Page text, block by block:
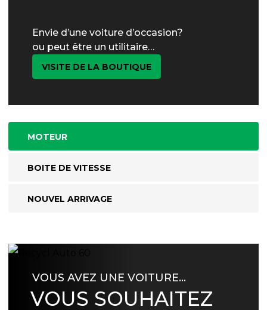
Envie d’une voiture d’occasion?
ou peut être un utilitaire…
VISITE DE LA BOUTIQUE
MOTEUR
BOITE DE VITESSE
NOUVEL ARRIVAGE
VOUS AVEZ UNE VOITURE…
VOUS SOUHAITEZ